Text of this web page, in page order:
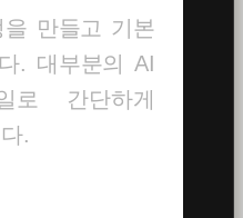
만들고 기본
. 대부분의 AI
로 간단하게
.